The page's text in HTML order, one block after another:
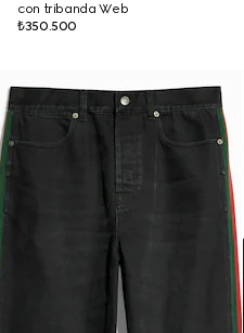
con tribanda Web
₺350.500